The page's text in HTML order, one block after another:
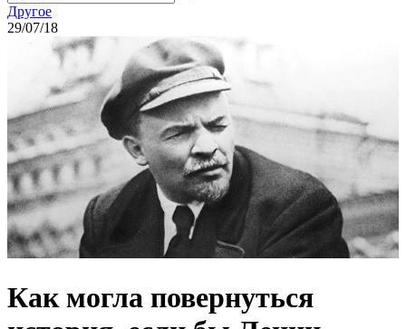
Другое
29/07/18
Как могла повернуться